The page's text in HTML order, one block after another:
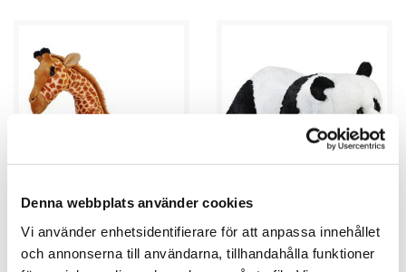
Denna webbplats använder cookies
Vi använder enhetsidentifierare för att anpassa innehållet
och annonserna till användarna, tillhandahålla funktioner
Republic
Jumbo Panda, 76cm - Wild
Republic